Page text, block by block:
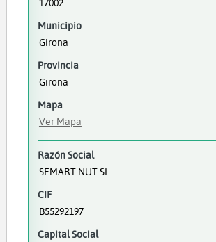
Municipio
Girona
Provincia
Girona
Mapa
Ver Mapa
Razón Social
SEMART NUT SL
CIF
B55292197
Capital Social